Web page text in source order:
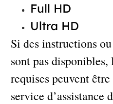
Full HD
Ultra HD
Si des instructions
sont pas
requises peuvent
service d’assistance